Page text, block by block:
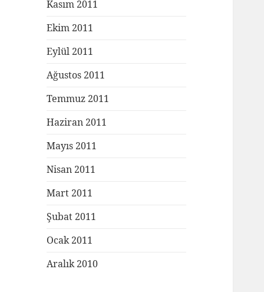
Kasım 2011
Ekim 2011
Eylül 2011
Ağustos 2011
Temmuz 2011
Haziran 2011
Mayıs 2011
Nisan 2011
Mart 2011
Şubat 2011
Ocak 2011
Aralık 2010